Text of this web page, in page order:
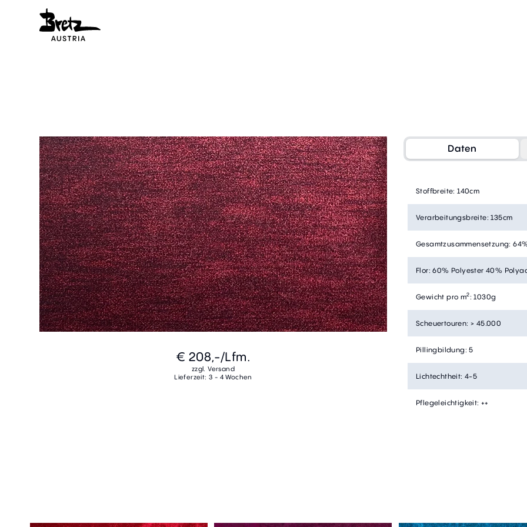
€ 208,-/Lfm.
zzgl. Versand
Lieferzeit: 3 - 4 Wochen
Daten
Stoffbreite: 140cm
Verarbeitungsbreite: 135cm
Gesamtzusammensetzung:
Flor: 60% Polyester 40%
Gewicht pro m2: 1030g
Scheuertouren: > 45.000
Pillingbildung: 5
Lichtechtheit: 4-5
Pflegeleichtigkeit: ++